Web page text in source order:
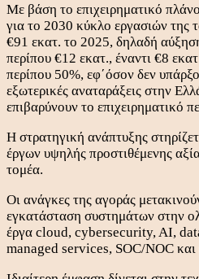
Με βάση το επιχειρηματικό
για το 2030 κύκλο εργασιών της
€91 εκατ. το 2025, δηλαδή
περίπου €12 εκατ., έναντι €8
περίπου 50%, εφ΄όσον δεν
εξωτερικές αναταράξεις στην
επιβαρύνουν το επιχειρηματικό
Η στρατηγική ανάπτυξης
έργων υψηλής προστιθέμενης
τομέα.
Οι ανάγκες της αγοράς
εγκατάσταση συστημάτων στην
έργα cloud, cybersecurity, AI,
managed services, SOC/NOC και